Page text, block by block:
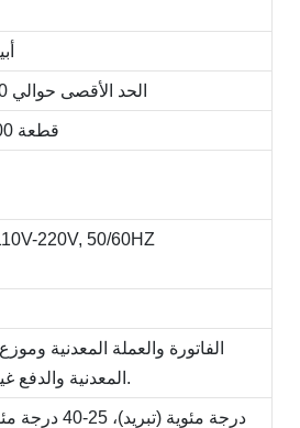
الحد الأقصى حوالي 70 اختيارًا
360-1000 قطعة
220V, 50/60HZ
الفاتورة والعملة المعدنية
المعدنية والدفع غير النقدي.